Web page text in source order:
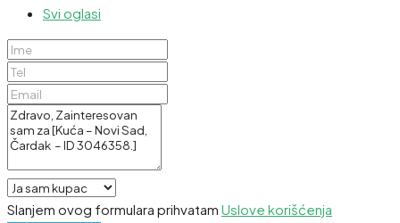
Svi oglasi
Slanjem ovog formulara prihvatam Uslove korišćenja